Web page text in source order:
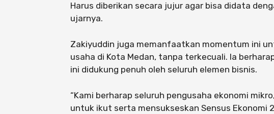
Harus diberikan secara jujur agar bisa didata
ujarnya.
Zakiyuddin juga memanfaatkan momentum ini
usaha di Kota Medan, tanpa terkecuali. Ia
ini didukung penuh oleh seluruh elemen bisnis.
“Kami berharap seluruh pengusaha ekonomi
untuk ikut serta mensukseskan Sensus Ekonomi